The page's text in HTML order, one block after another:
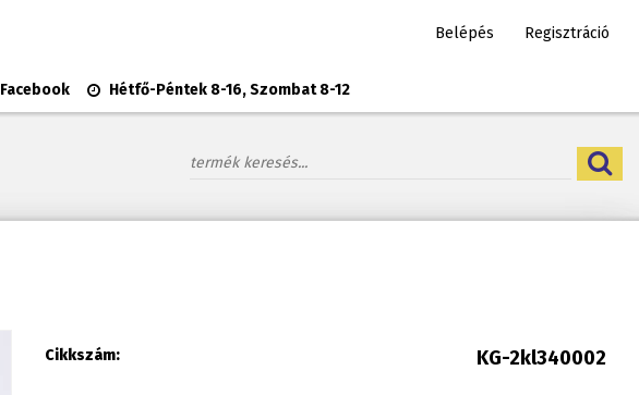
Belépés Regisztráció
Facebook Hétfő-Péntek 8-16, Szombat 8-12
Cikkszám: KG-2kl340002